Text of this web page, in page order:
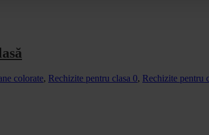
colorate, Rechizite pentru clasa 0, Rechizite pentru